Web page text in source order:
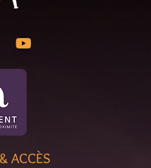
ACCÈS